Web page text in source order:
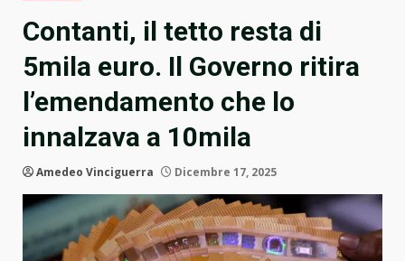
Contanti, il tetto resta di
5mila euro. Il Governo ritira
l’emendamento che lo
innalzava a 10mila
Amedeo Vinciguerra Dicembre 17, 2025